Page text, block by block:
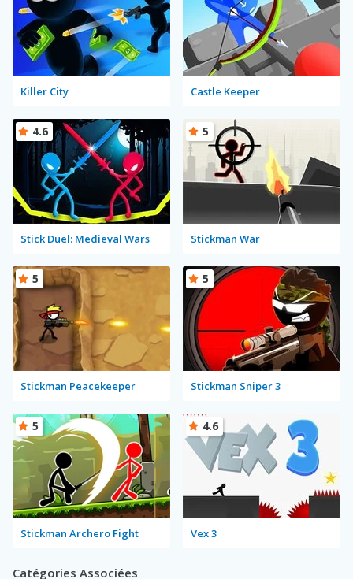
Killer City Castle Keeper
Stick Duel: Medieval Wars
4.6
Stickman War
5
Stickman Peacekeeper
5
Stickman Sniper 3
5
Stickman Archero Fight
5
Vex 3
4.6
Catégories Associées